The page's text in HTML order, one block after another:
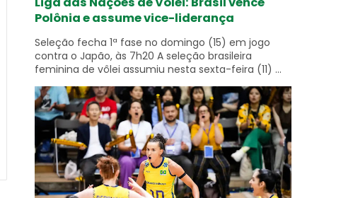
Polônia e assume vice-liderança
Seleção fecha 1ª fase no domingo (15) em jogo
contra o Japão, às 7h20 A seleção brasileira
feminina de vôlei assumiu nesta sexta-feira (11) ...